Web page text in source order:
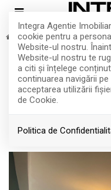
Integra Agentie
cookie pentru a
Website-ul nostru.
Website-ul nostru te
a citi și înțelege
continuarea navigării
acceptarea utilizării
de Cookie.
Politica de
Inchiriere
Apartament
Panorama |